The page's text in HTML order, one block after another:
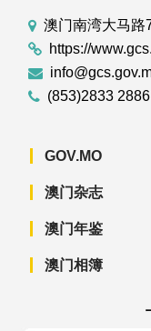
澳门南湾大马路
https://
(853)2833 2886
GOV.MO
澳门杂志
澳门年鉴
澳门相簿